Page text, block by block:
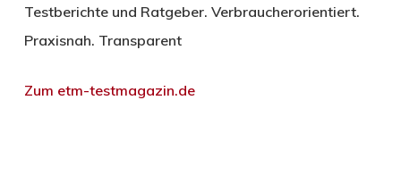
Testberichte und Ratgeber. Verbraucherorientiert.
Praxisnah. Transparent
Zum etm-testmagazin.de